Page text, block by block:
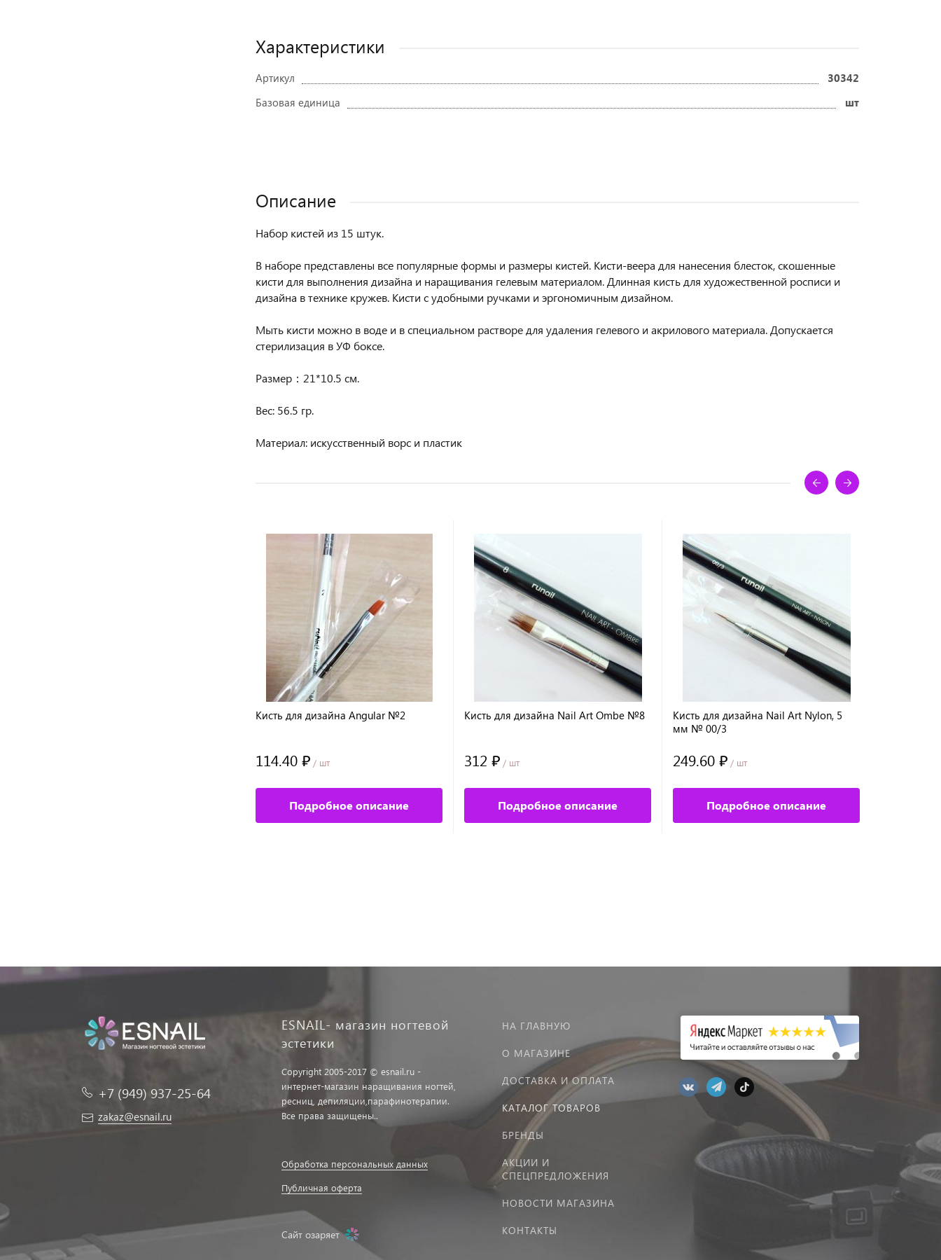
Характеристики
Артикул
30342
Базовая единица
шт
Описание
Набор кистей из 15 штук.
В наборе представлены все популярные формы и размеры кистей. Кисти-веера для нанесения блесток, скошенные
кисти для выполнения дизайна и наращивания гелевым материалом. Длинная кисть для художественной росписи и
дизайна в технике кружев. Кисти с удобными ручками и эргономичным дизайном.
Мыть кисти можно в воде и в специальном растворе для удаления гелевого и акрилового материала. Допускается
стерилизация в УФ боксе.
Размер：21*10.5 см.
Вес: 56.5 гр.
Материал: искусственный ворс и пластик
Кисть для дизайна Angular №2
114.40 ₽ / шт
Подробное описание
Кисть для дизайна Nail Art Ombe №8
312 ₽ / шт
Подробное описание
Кисть для дизайна Nail Art Nylon, 5
мм № 00/3
249.60 ₽ / шт
Подробное описание
+7 (949) 937-25-64
zakaz@esnail.ru
ESNAIL- магазин ногтевой
эстетики
Copyright 2005-2017 © esnail.ru -
интернет-магазин наращивания ногтей,
ресниц, депиляции,парафинотерапии.
Все права защищены..
Обработка персональных данных
Публичная оферта
Сайт озаряет
НА ГЛАВНУЮ
О МАГАЗИНЕ
ДОСТАВКА И ОПЛАТА
КАТАЛОГ ТОВАРОВ
БРЕНДЫ
АКЦИИ И
СПЕЦПРЕДЛОЖЕНИЯ
НОВОСТИ МАГАЗИНА
КОНТАКТЫ